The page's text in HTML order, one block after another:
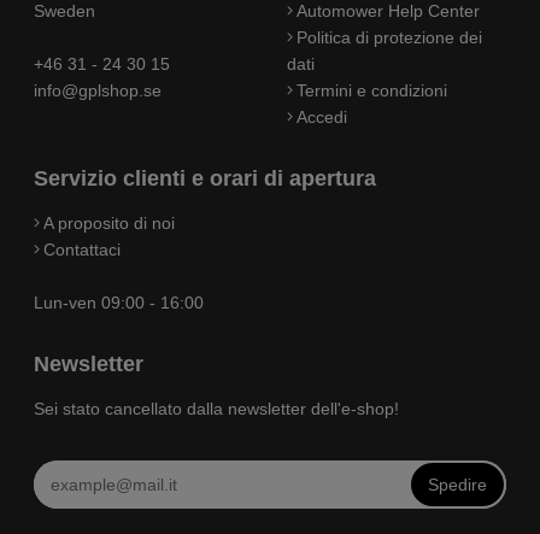
Sweden
+46 31 - 24 30 15
info@gplshop.se
Automower Help Center
Politica di protezione dei
dati
Termini e condizioni
Accedi
Servizio clienti e orari di apertura
A proposito di noi
Contattaci
Lun-ven 09:00 - 16:00
Newsletter
Sei stato cancellato dalla newsletter dell'e-shop!
Spedire